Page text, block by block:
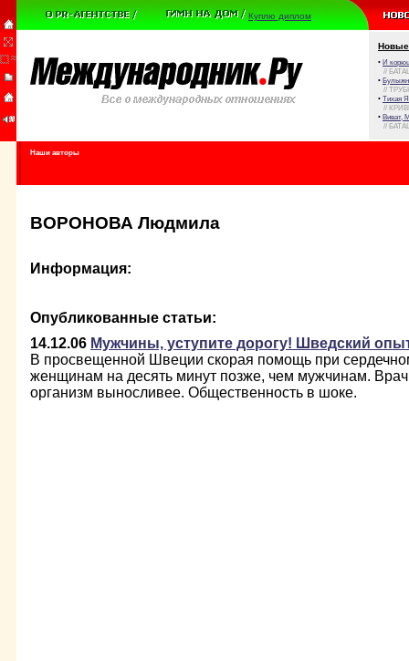
Куплю диплом
Новые
• И
//
•
//
• Тихая
//
• Виват,
//
Наши авторы
ВОРОНОВА Людмила
Информация:
Опубликованные статьи:
14.12.06 Мужчины, уступите дорогу! Шведский
В просвещенной Швеции скорая помощь при
женщинам на десять минут позже, чем мужчинам.
организм выносливее. Общественность в шоке.